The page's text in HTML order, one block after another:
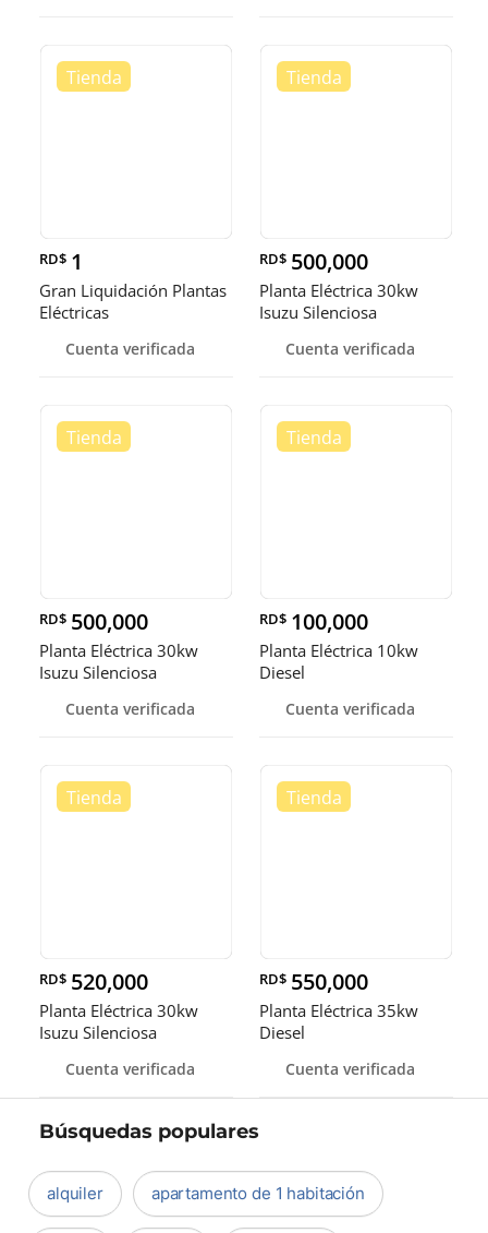
RD$ 1
Gran Liquidación Plantas
Eléctricas
Cuenta verificada
RD$ 500,000
Planta Eléctrica 30kw
Isuzu Silenciosa
Cuenta verificada
RD$ 500,000
Planta Eléctrica 30kw
Isuzu Silenciosa
Cuenta verificada
RD$ 100,000
Planta Eléctrica 10kw
Diesel
Cuenta verificada
RD$ 520,000
Planta Eléctrica 30kw
Isuzu Silenciosa
Cuenta verificada
RD$ 550,000
Planta Eléctrica 35kw
Diesel
Cuenta verificada
Búsquedas populares
alquiler apartamento de 1 habitación